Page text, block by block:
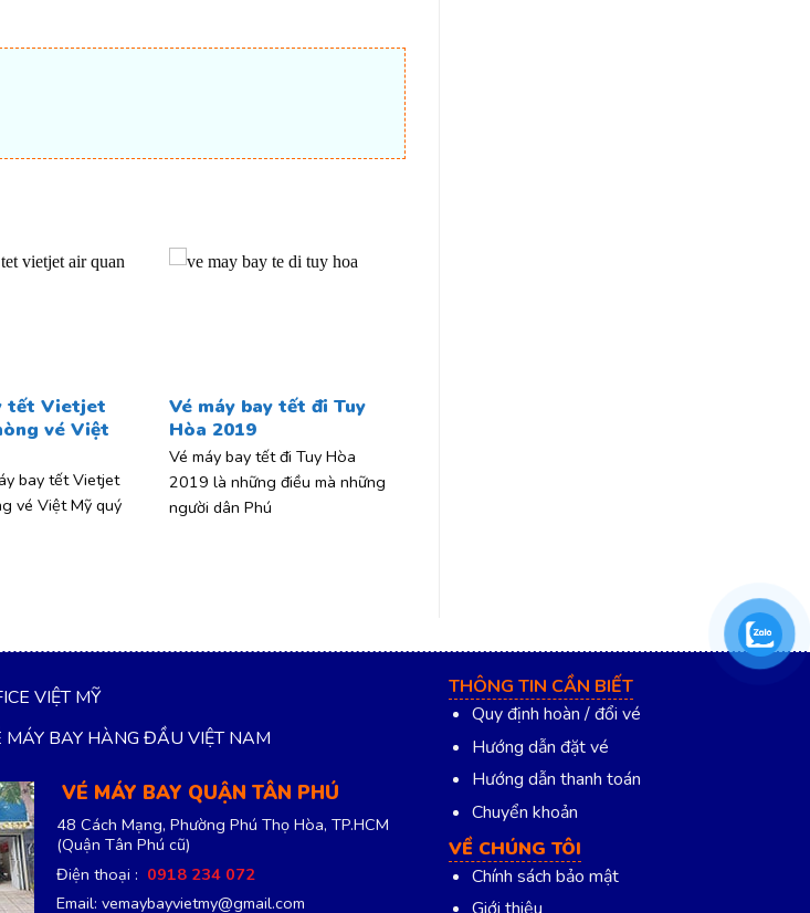
tết Vietjet
vé Việt
bay tết Vietjet
vé Việt Mỹ quý
Vé máy bay tết đi Tuy
Hòa 2019
Vé máy bay tết đi Tuy Hòa
2019 là những điều mà những
người dân Phú
VIỆT MỸ
MÁY BAY HÀNG ĐẦU VIỆT NAM
VÉ MÁY BAY QUẬN TÂN PHÚ
48 Cách Mạng, Phường Phú Thọ Hòa, TP.HCM
(Quận Tân Phú cũ)
Điện thoại : 0918 234 072
Email: vemaybayvietmy@gmail.com
THÔNG TIN CẦN BIẾT
Quy định hoàn / đổi vé
Hướng dẫn đặt vé
Hướng dẫn thanh toán
Chuyển khoản
VỀ CHÚNG TÔI
Chính sách bảo mật